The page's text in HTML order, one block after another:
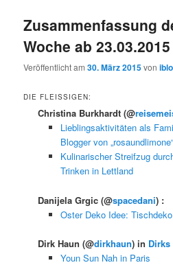
Zusammenfassung
Woche ab 23.03.2015
Veröffentlicht am30. März 2015von
DIE FLEISSIGEN:
Christina Burkhardt(@
Lieblingsaktivitäten als
Blogger von
Kulinarischer Streifzug
Trinken in Lettland
Danijela Grgic(@spacedani) :
Oster Deko Idee: Tischdeko
Dirk Haun(@dirkhaun) in
Youn Sun Nah in Paris